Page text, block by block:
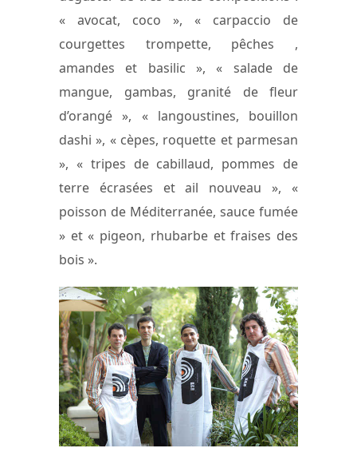
« avocat, coco », « carpaccio de
courgettes trompette, pêches ,
amandes et basilic », « salade de
mangue, gambas, granité de fleur
d’orangé », « langoustines, bouillon
dashi », « cèpes, roquette et parmesan
», « tripes de cabillaud, pommes de
terre écrasées et ail nouveau », «
poisson de Méditerranée, sauce fumée
» et « pigeon, rhubarbe et fraises des
bois ».